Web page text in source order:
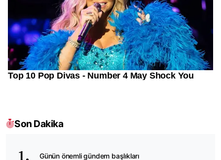
Son Dakika
Günün önemli gündem başlıkları